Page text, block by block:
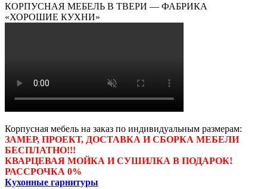
КОРПУСНАЯ МЕБЕЛЬ В ТВЕРИ — ФАБРИКА
«ХОРОШИЕ КУХНИ»
Корпусная мебель на заказ по индивидуальным размерам:
ЗАМЕР, ПРОЕКТ, ДОСТАВКА И СБОРКА МЕБЕЛИ
БЕСПЛАТНО!!!
КВАРЦЕВАЯ МОЙКА И СУШИЛКА В ПОДАРОК!
РАССРОЧКА 0%
Кухонные гарнитуры